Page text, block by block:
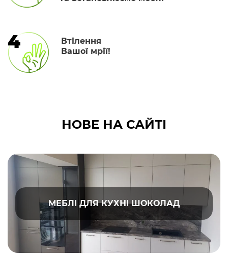
4
Втілення
Вашої мрії!
НОВЕ НА САЙТІ
МЕБЛІ ДЛЯ КУХНІ ШОКОЛАД